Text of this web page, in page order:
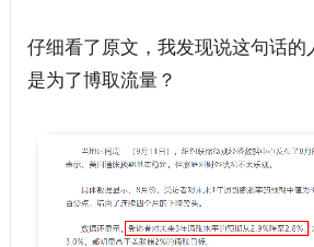
仔细看了原文，我发现说这句话的
是为了博取流量？